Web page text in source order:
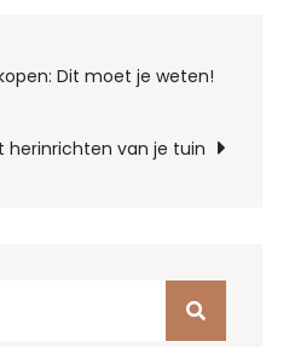
Dit moet je weten!
herinrichten van je tuin